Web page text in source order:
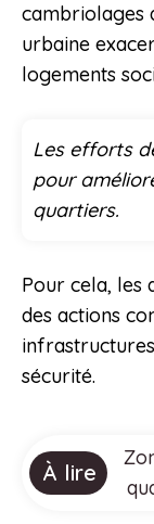
cambriolages
urbaine
logements
Les efforts
pour
quartiers.
Pour cela, les
des actions
sécurité.
À lire